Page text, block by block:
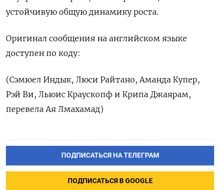
устойчивую общую динамику роста.
Оригинал сообщения на английском языке
‌доступен по коду:
(Сэмюел Индык, Люси Райтано, Аманда Купер,
Рэй Ви, Льюис Краускопф и Крипа Джаярам,
перевела Ая Лмахамад)
ПОДПИСАТЬСЯ НА ТЕЛЕГРАМ
ПОДПИСАТЬСЯ В GOOGLE